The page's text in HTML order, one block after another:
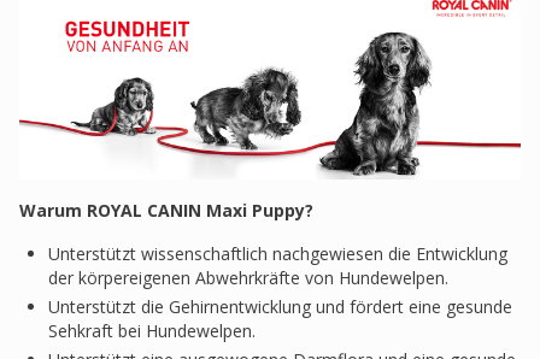
Warum ROYAL CANIN Maxi Puppy?
Unterstützt wissenschaftlich nachgewiesen die Entwicklung
der körpereigenen Abwehrkräfte von Hundewelpen.
Unterstützt die Gehirnentwicklung und fördert eine gesunde
Sehkraft bei Hundewelpen.